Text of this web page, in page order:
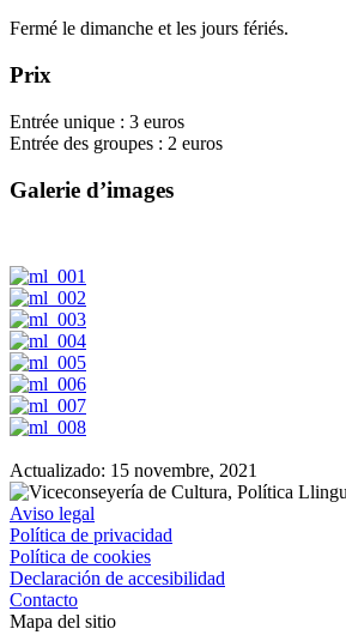
Fermé le dimanche et les jours fériés.
Prix
Entrée unique : 3 euros
Entrée des groupes : 2 euros
Galerie d’images
Actualizado: 15 novembre, 2021
Aviso legal
Política de privacidad
Política de cookies
Declaración de accesibilidad
Contacto
Mapa del sitio